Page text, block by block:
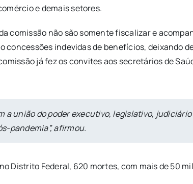
e demais setores.
comissão não são somente fiscalizar e
concessões indevidas de benefícios, deixando
já fez os convites aos secretários de
a união do poder executivo, legislativo,
pandemia”, afirmou.
Distrito Federal, 620 mortes, com mais de 50